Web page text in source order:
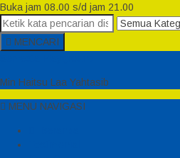
Buka jam 08.00 s/d jam 21.00
MENCARI
Min Haitsu Laa Yahtasib
MENU NAVIGASI